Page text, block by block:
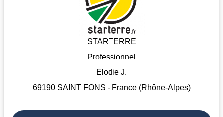
STARTERRE
Professionnel
Elodie J.
69190 SAINT FONS - France (Rhône-Alpes)